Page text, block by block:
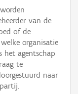
van de
of de
organisatie
agentschap
te
naar